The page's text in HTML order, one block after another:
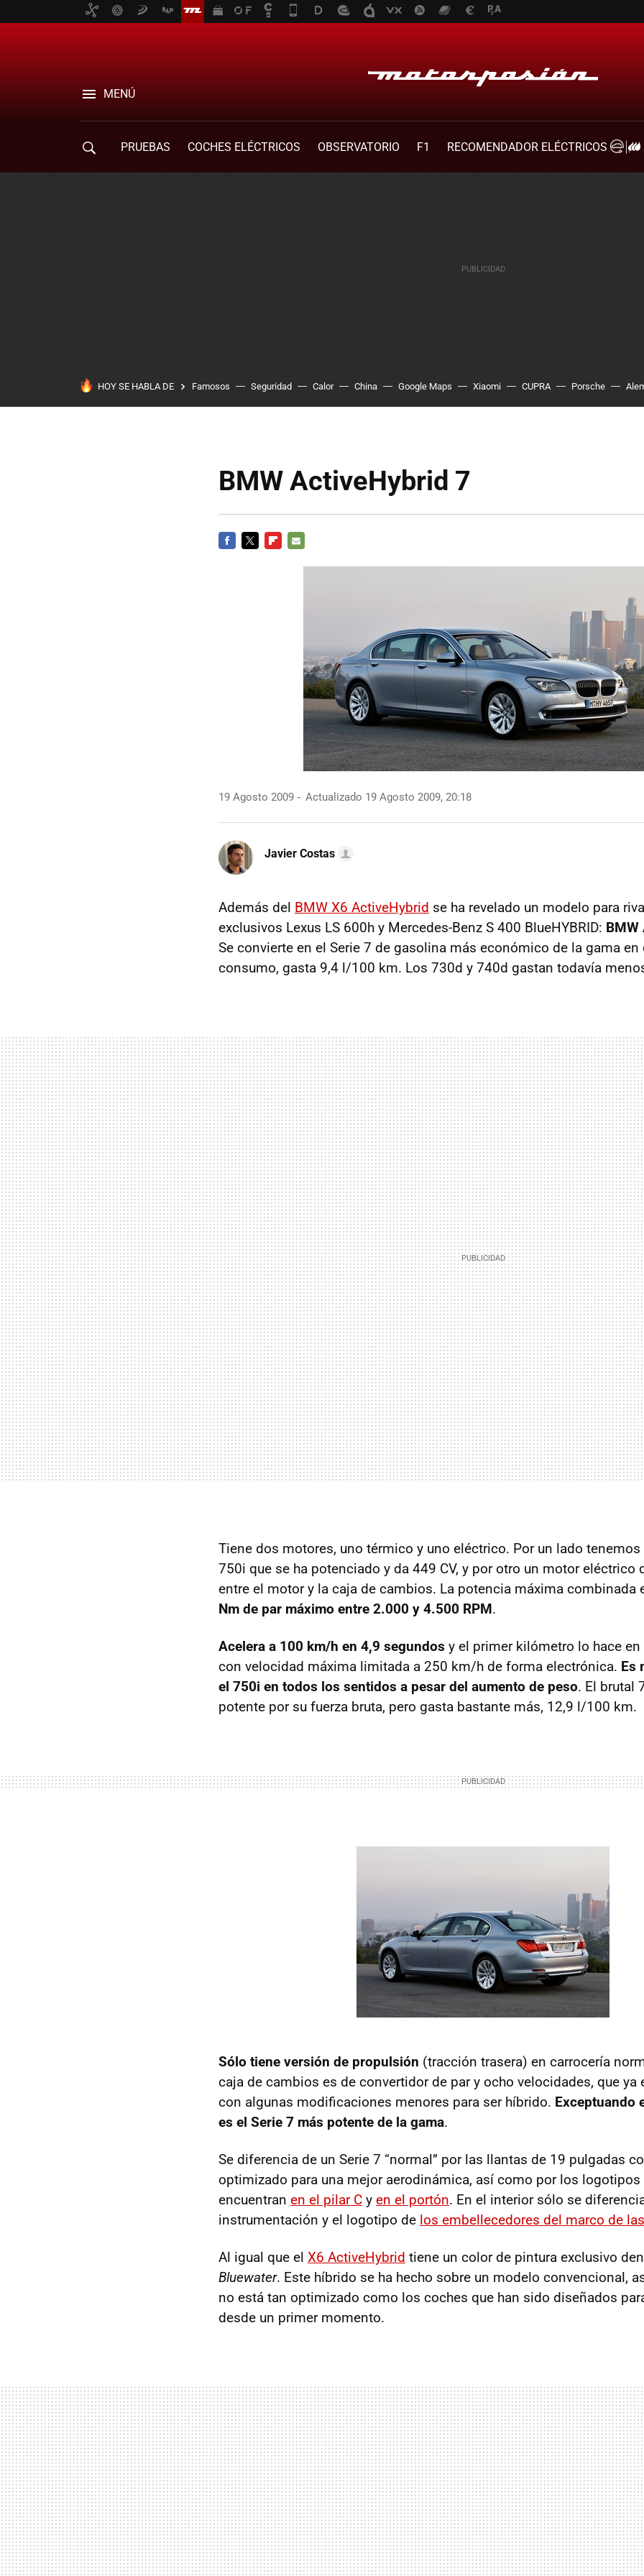
MENÚ
PRUEBAS COCHES ELÉCTRICOS OBSERVATORIO F1
RECOMENDADOR ELÉCTRICOS
HOY SE HABLA DE Famosos Seguridad Calor China Google Maps Xiaomi CUPRA Porsche
BMW ActiveHybrid 7
19 Agosto 2009 Actualizado 19 Agosto 2009, 20:18
Javier Costas
Además del BMW X6 ActiveHybrid se ha revelado un modelo para
exclusivos Lexus LS 600h y Mercedes-Benz S 400 BlueHYBRID: BMW
Se convierte en el Serie 7 de gasolina más económico de la gama en
consumo, gasta 9,4 l/100 km. Los 730d y 740d gastan todavía
Tiene dos motores, uno térmico y uno eléctrico. Por un lado
750i que se ha potenciado y da 449 CV, y por otro un motor eléctrico
entre el motor y la caja de cambios. La potencia máxima combinada
Nm de par máximo entre 2.000 y 4.500 RPM.
Acelera a 100 km/h en 4,9 segundos y el primer kilómetro lo hace
con velocidad máxima limitada a 250 km/h de forma electrónica. Es
el 750i en todos los sentidos a pesar del aumento de peso. El brutal
potente por su fuerza bruta, pero gasta bastante más, 12,9 l/100 km.
Sólo tiene versión de propulsión (tracción trasera) en carrocería
caja de cambios es de convertidor de par y ocho velocidades, que ya
con algunas modificaciones menores para ser híbrido. Exceptuando
es el Serie 7 más potente de la gama.
Se diferencia de un Serie 7 “normal” por las llantas de 19 pulgadas
optimizado para una mejor aerodinámica, así como por los logotipos
encuentran en el pilar C y en el portón. En el interior sólo se
instrumentación y el logotipo de los embellecedores del marco de
Al igual que el X6 ActiveHybrid tiene un color de pintura exclusivo
Bluewater. Este híbrido se ha hecho sobre un modelo convencional,
no está tan optimizado como los coches que han sido diseñados
desde un primer momento.